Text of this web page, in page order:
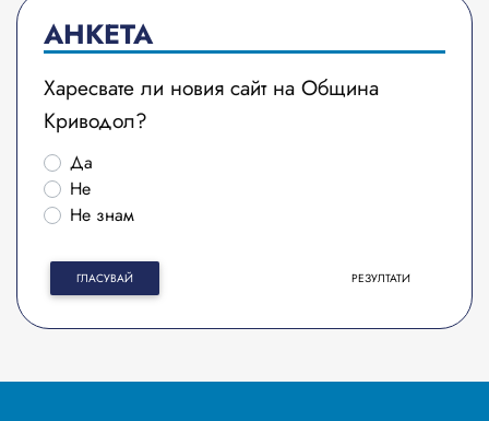
АНКЕТА
Харесвате ли новия сайт на Община
Криводол?
Да
Не
Не знам
ГЛАСУВАЙ РЕЗУЛТАТИ